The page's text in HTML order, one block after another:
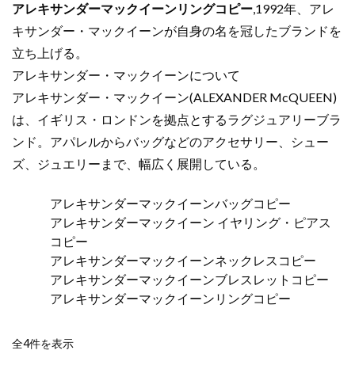
アレキサンダーマックイーンリングコピー,1992年、アレ
キサンダー・マックイーンが自身の名を冠したブランドを
立ち上げる。
アレキサンダー・マックイーンについて
アレキサンダー・マックイーン(ALEXANDER McQUEEN)
は、イギリス・ロンドンを拠点とするラグジュアリーブラ
ンド。アパレルからバッグなどのアクセサリー、シュー
ズ、ジュエリーまで、幅広く展開している。
アレキサンダーマックイーンバッグコピー
アレキサンダーマックイーン イヤリング・ピアス
コピー
アレキサンダーマックイーンネックレスコピー
アレキサンダーマックイーンブレスレットコピー
アレキサンダーマックイーンリングコピー
全4件を表示新